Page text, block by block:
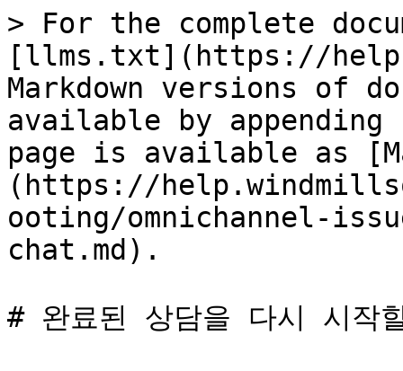
> For the complete
[llms.txt](https://
Markdown versions of
available by
page is available as
(https://
ooting/omnichannel-
chat.md).
# 완료된 상담을 다시 시작